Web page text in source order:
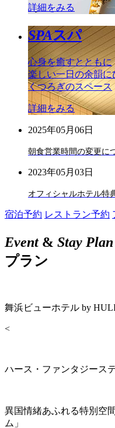
詳細をみる
SPAスパ
心身を癒すとともに
楽しい一日の余韻に
くつろぎのスペース
詳細をみる
2025年05月06日
朝食営業時間の変更に
2023年05月03日
オフィシャルホテル特
宿泊予約 レストラン予約
Event& Stay Plan
プラン
舞浜ビューホテル by
<
ハース・ファンタジース
異国情緒あふれる特別空
ム」